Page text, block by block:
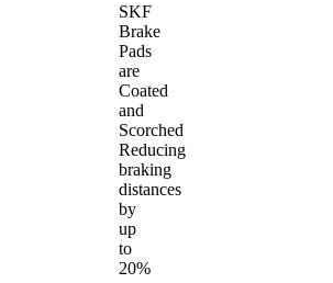
SKF
Brake
Pads
are
Coated
and
Scorched
Reducing
braking
distances
by
up
to
20%